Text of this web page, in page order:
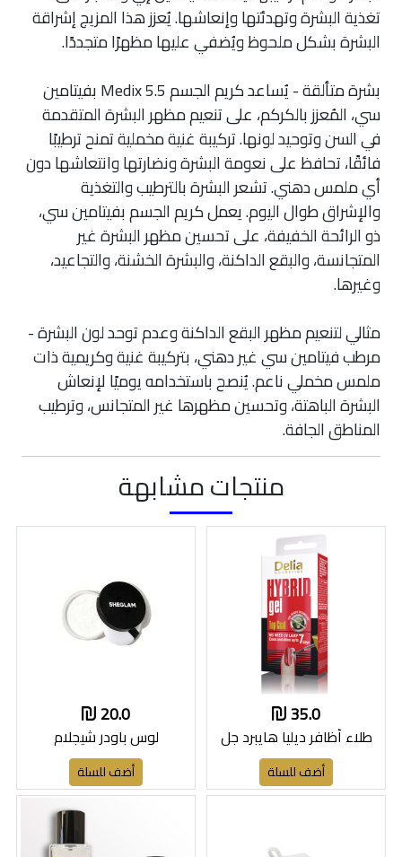
تغذية البشرة وتهدئتها وإنعاشها. يُعزز هذا المزيج إشراقة
البشرة بشكل ملحوظ ويُضفي عليها مظهرًا متجددًا.
بشرة متألقة - يُساعد كريم الجسم Medix 5.5 بفيتامين
سي، المُعزز بالكركم، على تنعيم مظهر البشرة المتقدمة
في السن وتوحيد لونها. تركيبة غنية مخملية تمنح ترطيبًا
فائقًا، تحافظ على نعومة البشرة ونضارتها وانتعاشها دون
أي ملمس دهني. تشعر البشرة بالترطيب والتغذية
والإشراق طوال اليوم. يعمل كريم الجسم بفيتامين سي،
ذو الرائحة الخفيفة، على تحسين مظهر البشرة غير
المتجانسة، والبقع الداكنة، والبشرة الخشنة، والتجاعيد،
وغيرها.
مثالي لتنعيم مظهر البقع الداكنة وعدم توحد لون البشرة -
مرطب فيتامين سي غير دهني، بتركيبة غنية وكريمية ذات
ملمس مخملي ناعم. يُنصح باستخدامه يوميًا لإنعاش
البشرة الباهتة، وتحسين مظهرها غير المتجانس، وترطيب
المناطق الجافة.
منتجات مشابهة
35.0
طلاء أظافر ديليا هايبرد جل
أضف للسلة
20.0
لوس باودر شيجلام
أضف للسلة